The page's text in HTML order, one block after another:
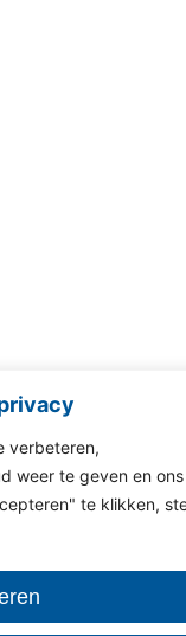
verbeteren,
weer te geven en ons
te klikken,